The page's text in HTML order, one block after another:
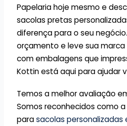
Papelaria hoje mesmo e
sacolas pretas
diferença para o seu
orçamento e leve sua marca
com embalagens que
Kottin está aqui para ajudar
Temos a melhor avaliação
Somos reconhecidos como
parasacolas personalizadas